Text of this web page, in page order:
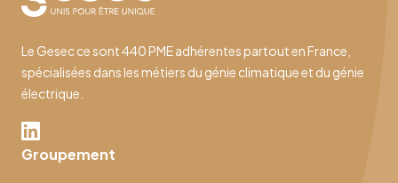
Le Gesec ce sont 440 PME adhérentes partout en France,
spécialisées dans les métiers du génie climatique et du génie
électrique.
Groupement